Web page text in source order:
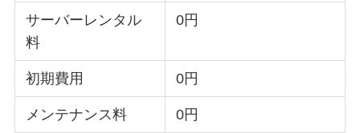
サーバーレンタル
料
0円
初期費用 0円
メンテナンス料 0円